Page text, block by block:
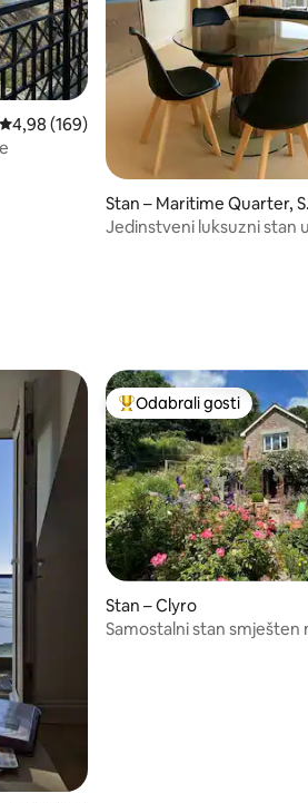
Prosječna ocjena: 4,98/5, recenzija: 169
4,98 (169)
Stan – Maritime Quarter,
ansea
Jedinstveni luksuzni stan
Među najviše
Odabrali gosti
Stan – Clyro
Samostalni stan smješten